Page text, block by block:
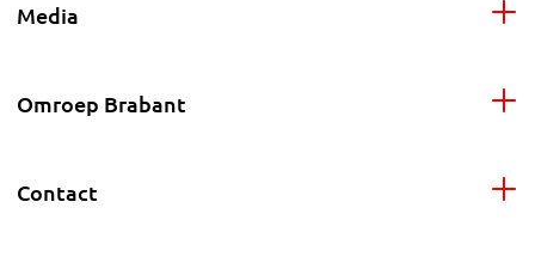
Media
Omroep Brabant
Contact